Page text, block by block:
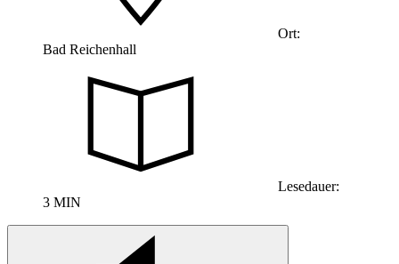
Ort:
Bad Reichenhall
Lesedauer:
3 MIN